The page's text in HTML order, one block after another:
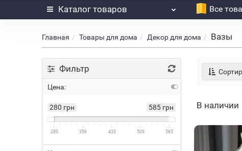
Каталог товаров Все
Главная Товары для дома Декор для дома Вазы
Фильтр
Цена:
280 грн 585 грн
280 356 433 509 585
В наличии